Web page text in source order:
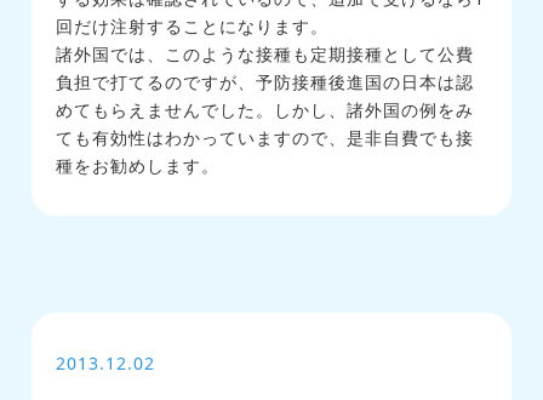
回だけ注射することになります。
諸外国では、このような接種も定期接種として公費
負担で打てるのですが、予防接種後進国の日本は認
めてもらえませんでした。しかし、諸外国の例をみ
ても有効性はわかっていますので、是非自費でも接
種をお勧めします。
2013.12.02